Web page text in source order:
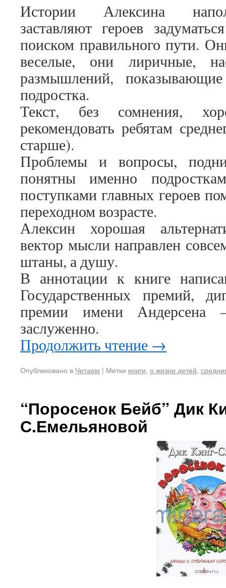
Истории Алексина
заставляют героев
поиском правильного пути.
веселые, они лиричные,
размышлений,
подростка.
Текст, без сомнения,
рекомендовать ребятам
старше).
Проблемы и вопросы,
понятны именно
поступками главных героев
переходном возрасте.
Алексин хорошая
вектор мысли направлен
штаны, а душу.
В аннотации к книге
Государственных премий,
премии имени Андерсена
заслуженно.
Продолжить чтение →
Опубликовано в Читаем | Метки книги, о жизни детей,
“Поросенок Бейб” Дик
С.Емельяновой